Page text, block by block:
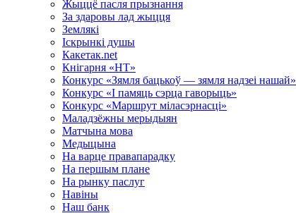
Жыццё пасля прызнання
За здаровы лад жыцця
Землякі
Іскрынкі душы
Какетак.net
Кнігарня «НТ»
Конкурс «Зямля бацькоў — зямля надзеі нашай»
Конкурс «І памяць сэрца гаворыць»
Конкурс «Маршрут міласэрнасці»
Маладзёжны мерыдыян
Матчына мова
Медыцына
На варце правапарадку
На першым плане
На рынку паслуг
Навiны
Наш банк